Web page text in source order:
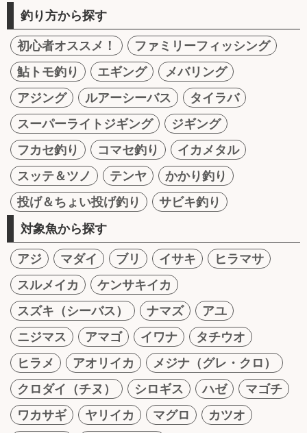
釣り方から探す
初心者オススメ！
ファミリーフィッシング
鮎トモ釣り
エギング
メバリング
アジング
ルアーシーバス
タイラバ
スーパーライトジギング
ジギング
フカセ釣り
コマセ釣り
イカメタル
スッテ＆ツノ
テンヤ
かかり釣り
投げ＆ちょい投げ釣り
サビキ釣り
対象魚から探す
アジ マダイ ブリ イサキ
ヒラマサ
スルメイカ
ケンサキイカ
スズキ（シーバス）
ナマズ
アユ
ニジマス
アマゴ イワナ
タチウオ
ヒラメ
アオリイカ
メジナ（グレ・クロ）
クロダイ（チヌ）
シロギス ハゼ
マゴチ
ワカサギ
ヤリイカ マグロ
カツオ